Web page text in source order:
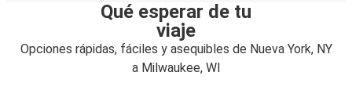
Qué esperar de tu
viaje
Opciones rápidas, fáciles y asequibles de Nueva York, NY
a Milwaukee, WI